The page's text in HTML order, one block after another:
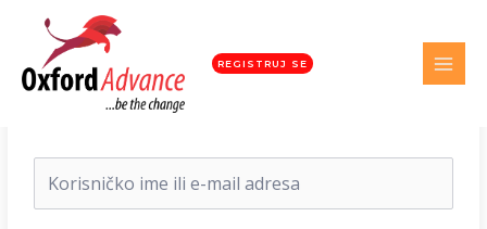
REGISTRUJ SE
Dobrodošli nazad!